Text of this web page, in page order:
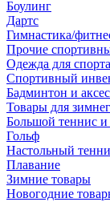
Боулинг
Дартс
Гимнастика/
Прочие
Одежда для спорта
Спортивный
Бадминтон и
Товары для
Большой теннис и
Гольф
Настольный
Плавание
Зимние товары
Новогодние